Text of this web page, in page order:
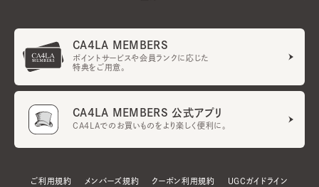
CA4LA MEMBERS
ポイントサービスや会員ランクに応じた
特典をご用意。
CA4LA MEMBERS 公式アプリ
CA4LAでのお買いものをより楽しく便利に。
ご利用規約 メンバーズ規約 クーポン利用規約 UGCガイドライン